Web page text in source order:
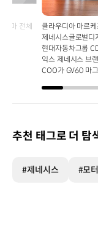
전체
마 전체
클라우디아 마르
제네시스글로벌디
현대자동차그룹
익스 제네시스 브
COO가 GV60 마
추천 태그로 더 탐
#제네시스 #모